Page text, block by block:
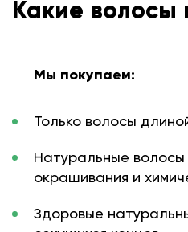
Какие волосы
Мы покупаем:
Только волосы
Натуральные волосы
окрашивания и
Здоровые